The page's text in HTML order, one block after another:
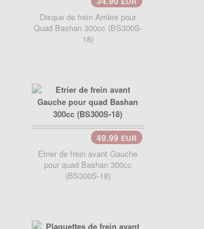
Disque de frein Arrière pour
Quad Bashan 300cc (BS300S-
18)
49.99 EUR
Etrier de frein avant Gauche
pour quad Bashan 300cc
(BS300S-18)